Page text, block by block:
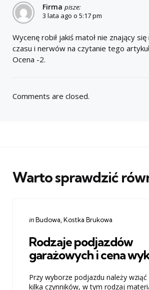
Firma pisze:
3 lata ago o 5:17 pm
Wycenę robił jakiś matoł nie znający
czasu i nerwów na czytanie tego
Ocena -2.
Comments are closed.
Warto sprawdzić
Categories
Posted
inBudowa Kostka Brukowa
Rodzaje podjazdów
garażowych i cena
Przy wyborze podjazdu należy
kilka czynników, w tym rodzaj